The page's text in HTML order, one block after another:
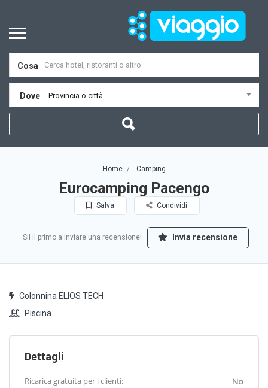
Cosa
Dove Provincia o città
Home Camping
Eurocamping Pacengo
Salva Condividi
Sii il primo a inviare una recensione! Invia recensione
Colonnina ELIOS TECH
Piscina
Dettagli
Ricarica gratuita per i clienti: No